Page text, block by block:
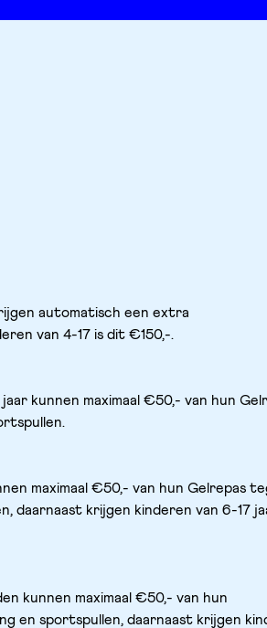
automatisch een extra
van 4-17 is dit €150,-.
kunnen maximaal €50,- van hun
maximaal €50,- van hun Gelrepas
daarnaast krijgen kinderen van 6-17
kunnen maximaal €50,- van hun
en sportspullen, daarnaast krijgen